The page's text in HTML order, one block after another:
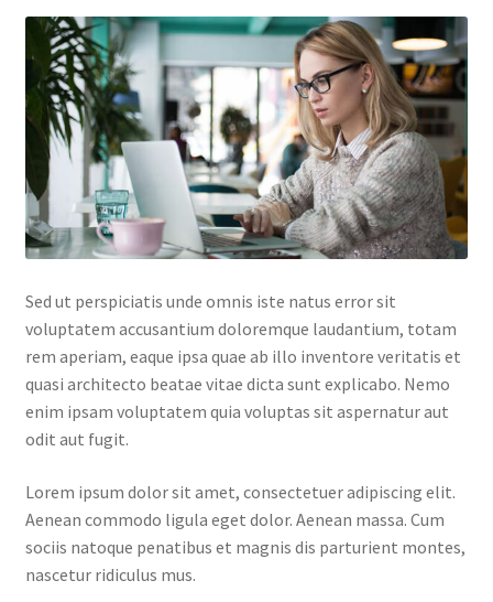
Default Redirect Page
FAQ
Flutter Checkout
Home 01
Home 02
Home 03
Home 04
Home 05
Home 06
Home 07
Sed ut perspiciatis unde omnis iste natus error sit
voluptatem accusantium doloremque laudantium, totam
rem aperiam, eaque ipsa quae ab illo inventore veritatis et
quasi architecto beatae vitae dicta sunt explicabo. Nemo
enim ipsam voluptatem quia voluptas sit aspernatur aut
odit aut fugit.
Lorem ipsum dolor sit amet, consectetuer adipiscing elit.
Aenean commodo ligula eget dolor. Aenean massa. Cum
sociis natoque penatibus et magnis dis parturient montes,
nascetur ridiculus mus.